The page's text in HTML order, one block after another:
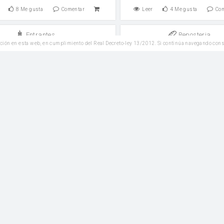
8 Me gusta Comentar Leer 4 Me gusta
Entrantes
de Atún
Reposteria
Tarta de Ananá y Crema
en esta web, en cumplimiento del Real Decreto-ley 13/2012. Si continúa navegando